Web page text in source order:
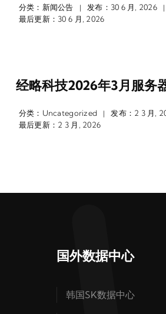
分类： 新闻公告 | 发布：30 6 月, 2026
|
最后更新：30 6 月, 2026
经略科技2026年3月服务
分类： Uncategorized | 发布：2 3 月,
最后更新：2 3 月, 2026
国外数据中心
韩国SK数据中心